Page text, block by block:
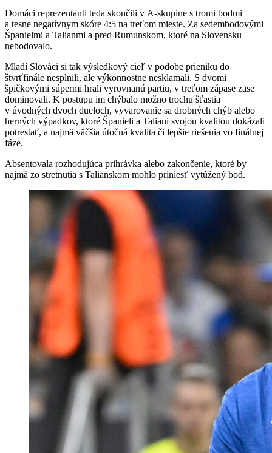
Domáci reprezentanti teda skončili v A-skupine s tromi bodmi
a tesne negatívnym skóre 4:5 na treťom mieste. Za sedembodovými
Španielmi a Talianmi a pred Rumunskom, ktoré na Slovensku
nebodovalo.
Mladí Slováci si tak výsledkový cieľ v podobe prieniku do
štvrťfinále nesplnili, ale výkonnostne nesklamali. S dvomi
špičkovými súpermi hrali vyrovnanú partiu, v treťom zápase zase
dominovali. K postupu im chýbalo možno trochu šťastia
v úvodných dvoch dueloch, vyvarovanie sa drobných chýb alebo
herných výpadkov, ktoré Španieli a Taliani svojou kvalitou dokázali
potrestať, a najmä väčšia útočná kvalita či lepšie riešenia vo finálnej
fáze.
Absentovala rozhodujúca prihrávka alebo zakončenie, ktoré by
najmä zo stretnutia s Talianskom mohlo priniesť vytúžený bod.